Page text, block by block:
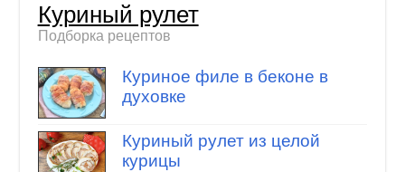
Куриный рулет
Подборка рецептов
Куриное филе в беконе в
духовке
Куриный рулет из целой
курицы